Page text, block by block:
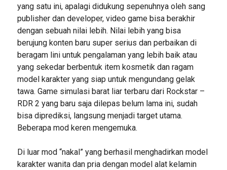
yang satu ini, apalagi didukung sepenuhnya oleh sang
publisher dan developer, video game bisa berakhir
dengan sebuah nilai lebih. Nilai lebih yang bisa
berujung konten baru super serius dan perbaikan di
beragam lini untuk pengalaman yang lebih baik atau
yang sekedar berbentuk item kosmetik dan ragam
model karakter yang siap untuk mengundang gelak
tawa. Game simulasi barat liar terbaru dari Rockstar –
RDR 2 yang baru saja dilepas belum lama ini, sudah
bisa diprediksi, langsung menjadi target utama.
Beberapa mod keren mengemuka.
Di luar mod “nakal” yang berhasil menghadirkan model
karakter wanita dan pria dengan model alat kelamin